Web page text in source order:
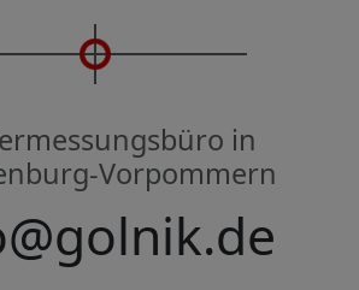
in
Vorpommern